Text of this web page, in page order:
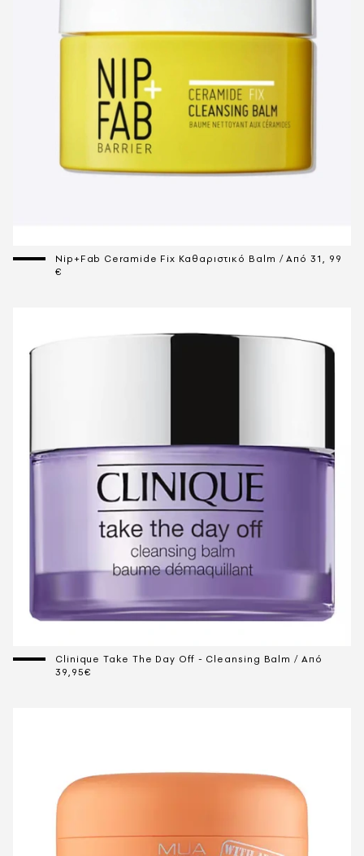
Nip+Fab Ceramide Fix Καθαριστικό Balm / Aπό 31, 99
€
Clinique Take The Day Off - Cleansing Balm / Aπό
39,95€